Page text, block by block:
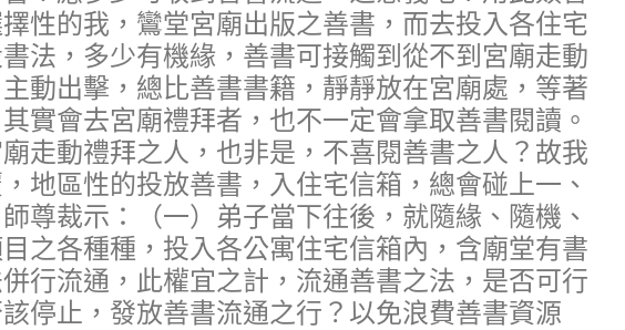
性的我，鸞堂宮廟出版之善書，而去投入各住宅
法，多少有機緣，善書可接觸到從不到宮廟走動
動出擊，總比善書書籍，靜靜放在宮廟處，等著
實會去宮廟禮拜者，也不一定會拿取善書閱讀。
走動禮拜之人，也非是，不喜閱善書之人？故我
地區性的投放善書，入住宅信箱，總會碰上一、
尊裁示：（一）弟子當下往後，就隨緣、隨機、
之各種種，投入各公寓住宅信箱內，含廟堂有書
行流通，此權宜之計，流通善書之法，是否可行
停止，發放善書流通之行？以免浪費善書資源